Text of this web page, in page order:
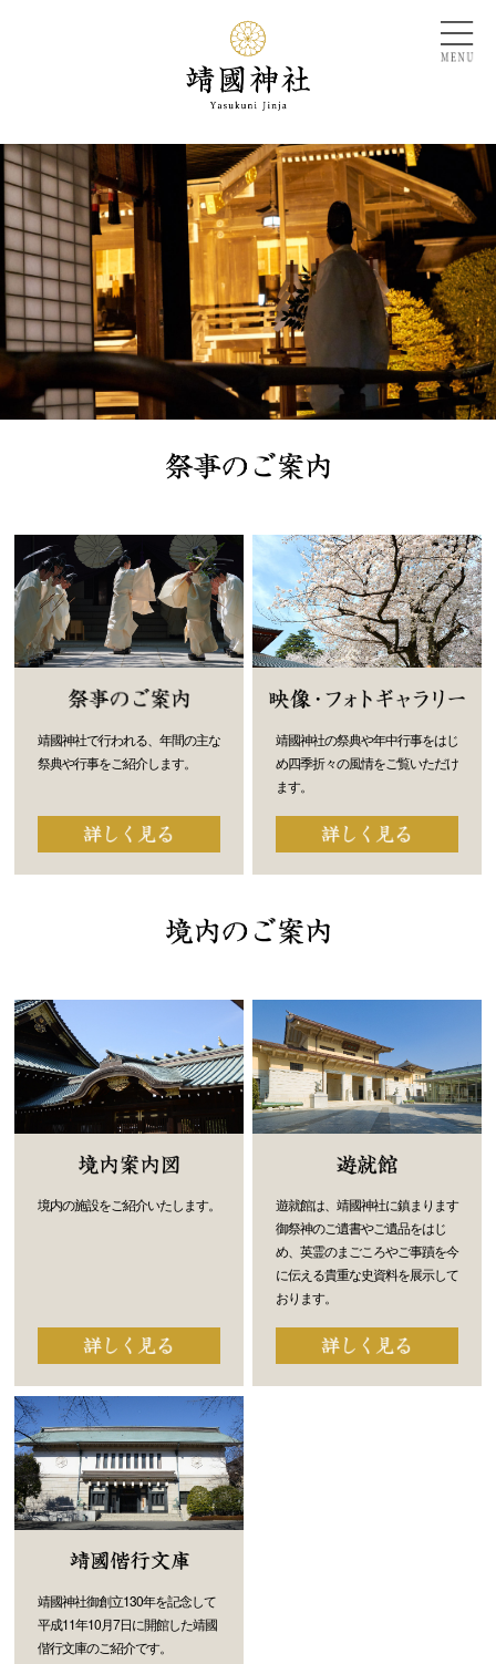
靖國神社で行われる、年間の主な
祭典や行事をご紹介します。
靖國神社の祭典や年中行事をはじ
め四季折々の風情をご覧いただけ
ます。
境内の施設をご紹介いたします。
遊就館は、靖國神社に鎮まります
御祭神のご遺書やご遺品をはじ
め、英霊のまごころやご事蹟を今
に伝える貴重な史資料を展示して
おります。
靖國神社御創立130年を記念して
平成11年10月7日に開館した靖國
偕行文庫のご紹介です。